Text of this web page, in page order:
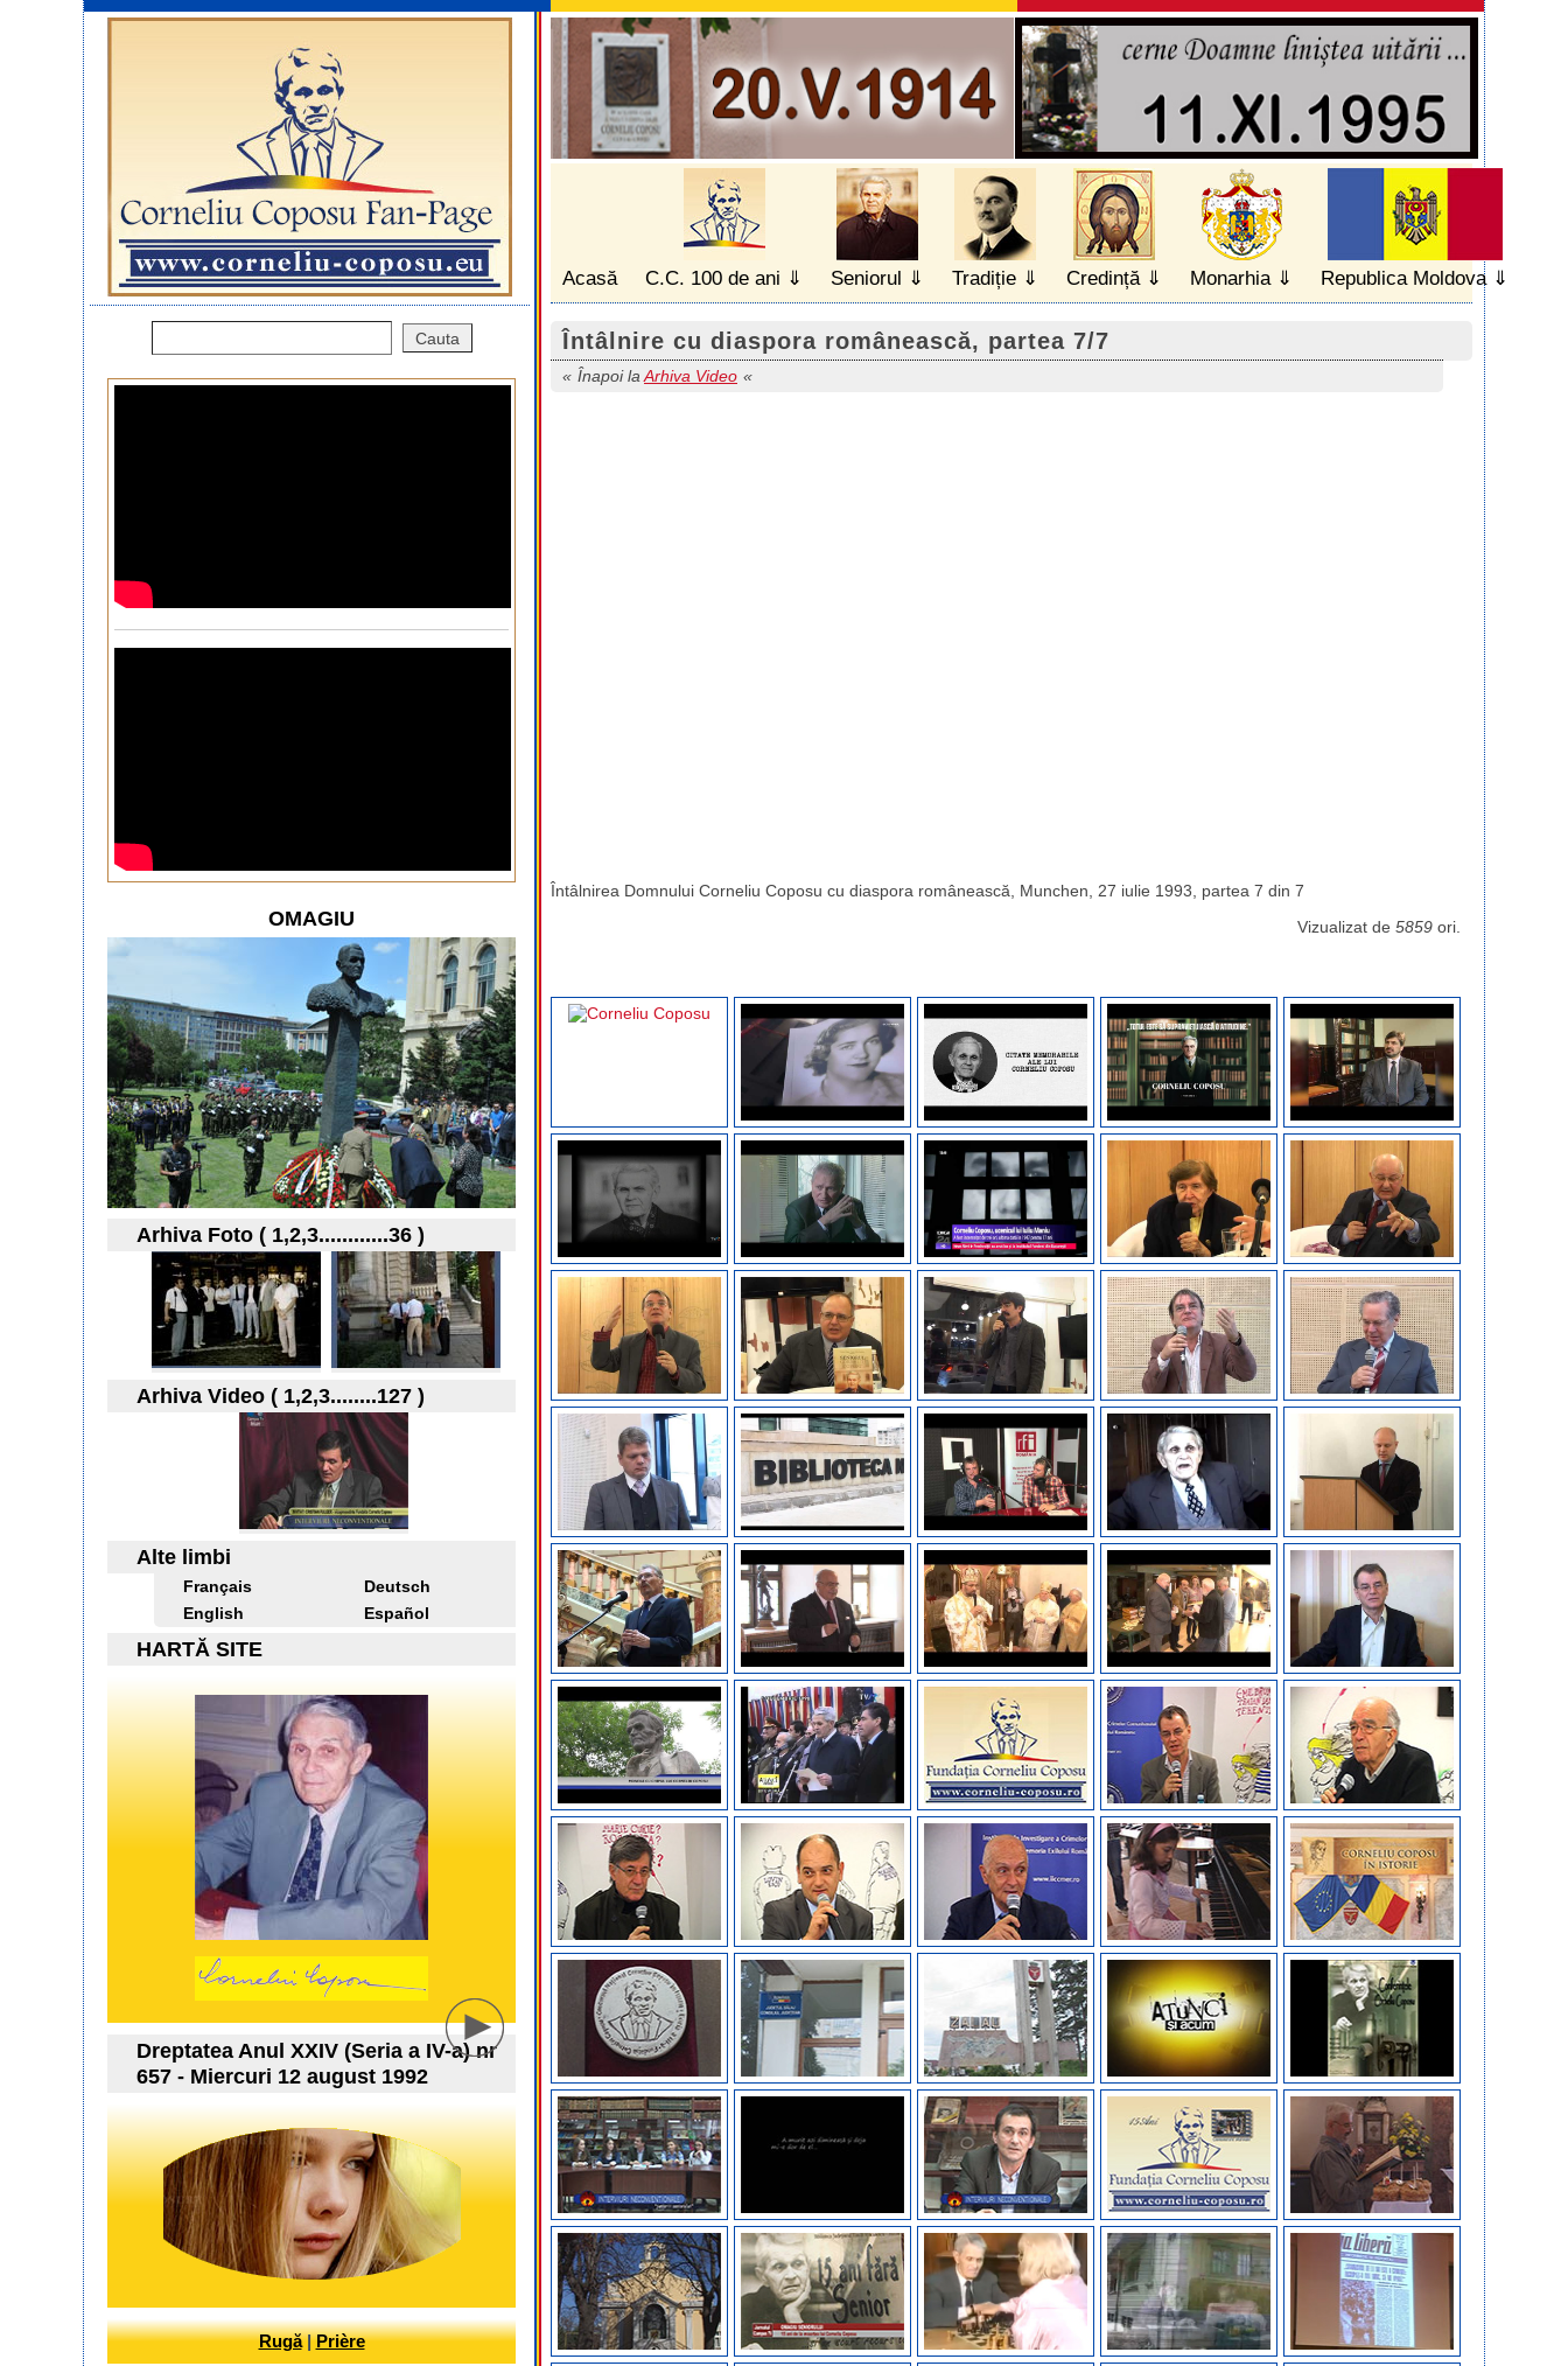
Acasă C.C. 100 de ani Seniorul Tradiție Credință Monarhia Republica Moldova
Întâlnire cu diaspora românească, partea 7/7
Înapoi la Arhiva Video
Întâlnirea Domnului Corneliu Coposu cu diaspora românească, Munchen, 27 iulie 1993, partea 7 din 7
Vizualizat de 5859 ori.
OMAGIU
Arhiva Foto ( 1,2,3............36 )
Arhiva Video ( 1,2,3........127 )
Alte limbi
Français
Deutsch
English
Español
HARTĂ SITE
Dreptatea Anul XXIV (Seria a IV-a) nr
657 - Miercuri 12 august 1992
Rugă|Prière